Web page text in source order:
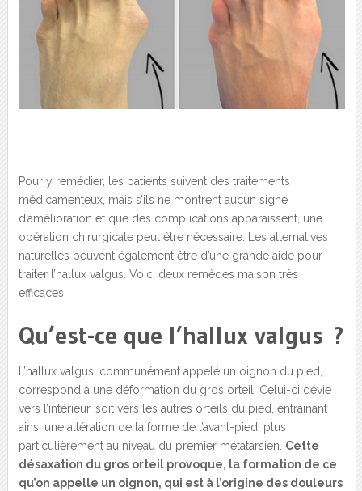
Pour y remédier, les patients suivent des traitements
médicamenteux, mais s’ils ne montrent aucun signe
d’amélioration et que des complications apparaissent, une
opération chirurgicale peut être nécessaire. Les alternatives
naturelles peuvent également être d’une grande aide pour
traiter l’hallux valgus. Voici deux remèdes maison très
efficaces.
Qu’est-ce que l’hallux valgus ?
L’hallux valgus, communément appelé un oignon du pied,
correspond à une déformation du gros orteil. Celui-ci dévie
vers l’intérieur, soit vers les autres orteils du pied, entrainant
ainsi une altération de la forme de l’avant-pied, plus
particulièrement au niveau du premier métatarsien. Cette
désaxation du gros orteil provoque, la formation de ce
qu’on appelle un oignon, qui est à l’origine des douleurs